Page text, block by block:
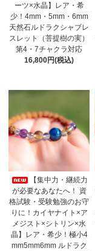
ーツ×水晶】レア・希
少！4mm・5mm・6mm
天然石ルドラクシャブレ
スレット（菩提樹の実）
第4・7チャクラ対応
16,800円(税込)
【集中力・継続力
が必要なあなたへ！ 資
格試験・受験勉強のお守
りに！カイヤナイト×ア
メジスト×シトリン×水
晶】レア・希少！極小4
mm5mm6mm ルドラク